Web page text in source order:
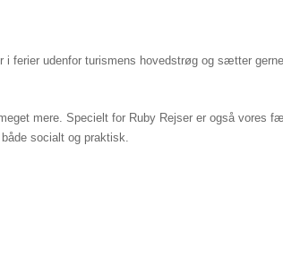
i ferier udenfor turismens hovedstrøg og sætter
mere. Specielt for Ruby Rejser er også vores
socialt og praktisk.